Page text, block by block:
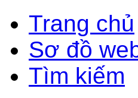
Trang chủ
Sơ đồ
Tìm kiếm